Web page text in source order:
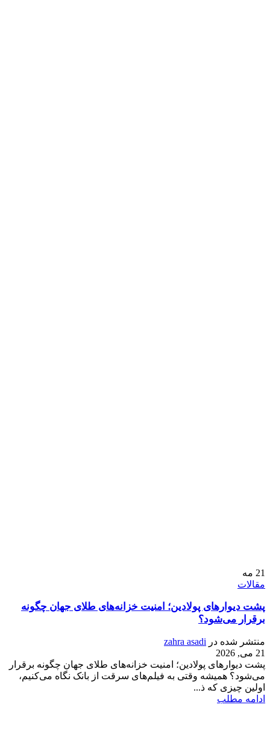
21 مه
مقالات
پشت دیوارهای پولادین؛ امنیت خزانه‌های طلای جهان چگونه
برقرار می‌شود؟
منتشر شده در zahra asadi
21 می, 2026
پشت دیوارهای پولادین؛ امنیت خزانه‌های طلای جهان چگونه برقرار
می‌شود؟ همیشه وقتی به فیلم‌های سرقت از بانک نگاه می‌کنیم،
اولین چیزی که ذ...
ادامه مطلب